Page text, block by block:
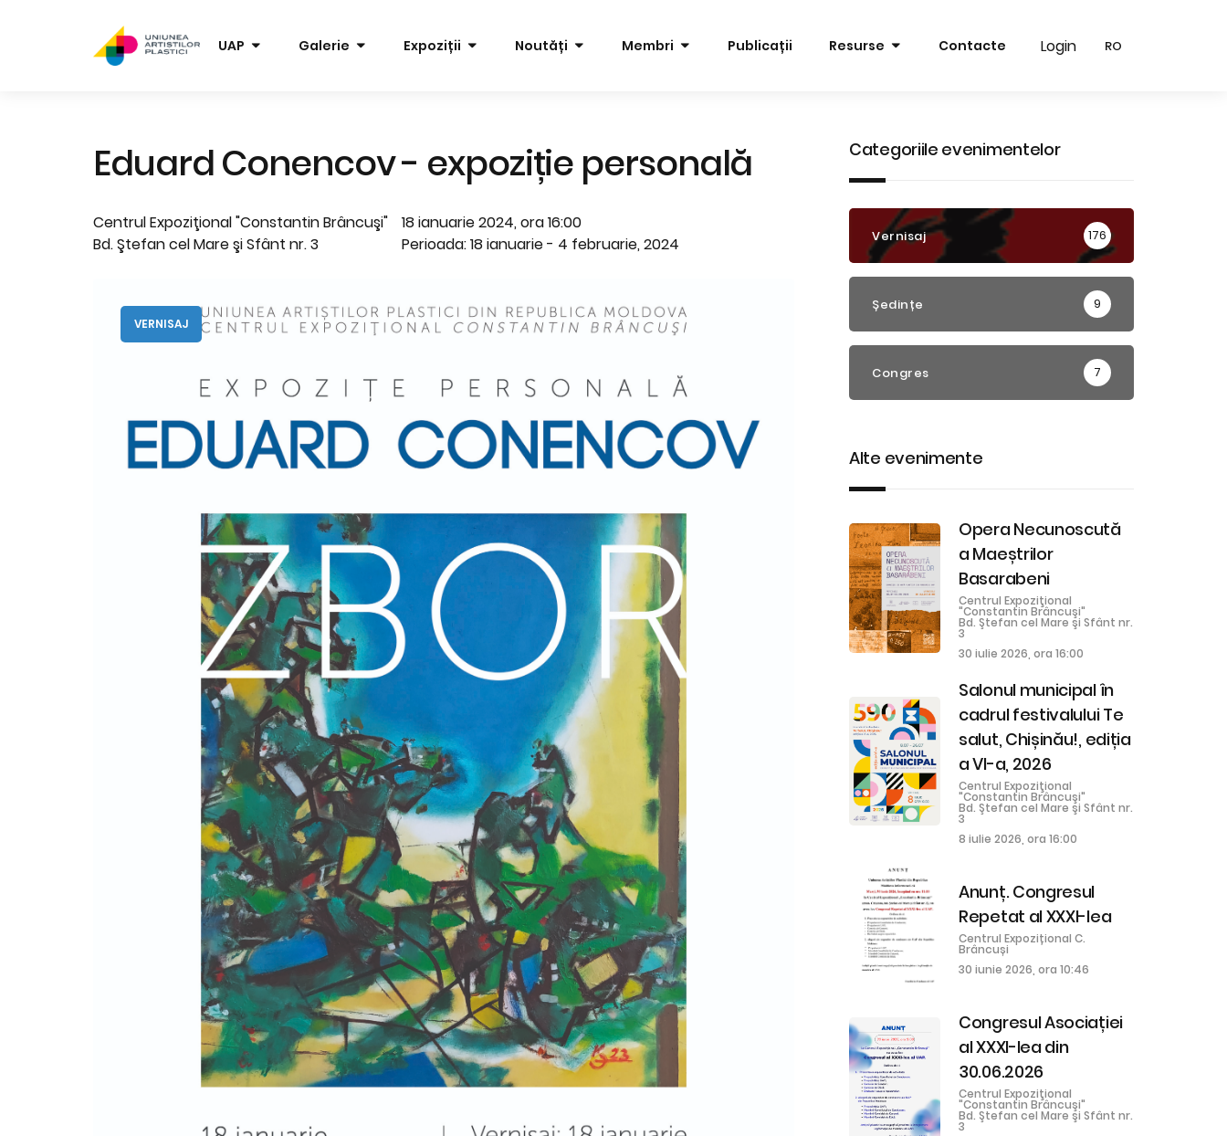
Login
UAP Galerie Expoziții Noutăți Membri Publicații Resurse Contacte Login RO
Eduard Conencov - expoziție personală
Centrul Expoziţional "Constantin Brâncuşi"
Bd. Ştefan cel Mare şi Sfânt nr. 3
18 ianuarie 2024, ora 16:00
Perioada: 18 ianuarie - 4 februarie, 2024
VERNISAJ
Categoriile evenimentelor
Vernisaj 176
Ședințe 9
Congres 7
Alte evenimente
Opera Necunoscută
a Maeștrilor
Basarabeni
Centrul Expoziţional
"Constantin Brâncuşi"
Bd. Ştefan cel Mare şi Sfânt nr.
3
30 iulie 2026, ora 16:00
Salonul municipal în
cadrul festivalului Te
salut, Chișinău!, ediția
a VI-a, 2026
Centrul Expoziţional
"Constantin Brâncuşi"
Bd. Ştefan cel Mare şi Sfânt nr.
3
8 iulie 2026, ora 16:00
Anunț. Congresul
Repetat al XXXI-lea
Centrul Expozițional C.
Brâncuși
30 iunie 2026, ora 10:46
Congresul Asociației
al XXXI-lea din
30.06.2026
Centrul Expoziţional
"Constantin Brâncuşi"
Bd. Ştefan cel Mare şi Sfânt nr.
3